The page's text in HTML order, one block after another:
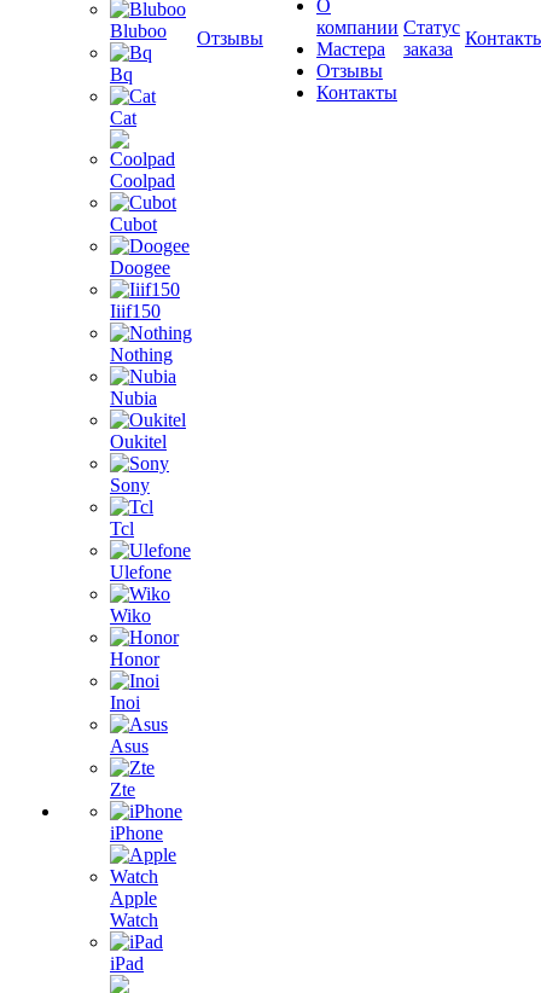
Bluboo
Bq
Cat
Coolpad
Cubot
Doogee
Iiif150
Nothing
Nubia
Oukitel
Sony
Tcl
Ulefone
Wiko
Honor
Inoi
Asus
Zte
iPhone
Apple
Watch
iPad
Отзывы
О
компании
Мастера
Отзывы
Контакты
Статус
заказа